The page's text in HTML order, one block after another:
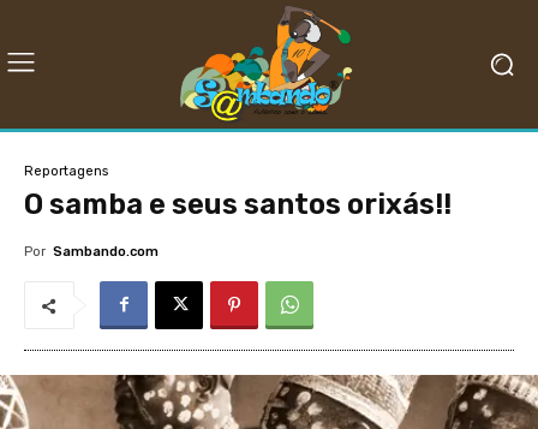
Reportagens
O samba e seus santos orixás!!
Por Sambando.com